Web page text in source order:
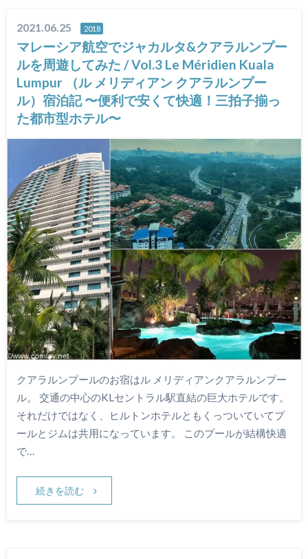
2021.06.25 2018
マレーシア航空でジャカルタ&クアラルンプー
ルを周遊してみた / Vol.3 Le Méridien Kuala
Lumpur （ル メリディアン クアラルンプー
ル）宿泊記 〜便利で安くて快適！三拍子揃っ
た都市型ホテル〜
クアラルンプールのお宿はル メリディアンクアラルンプー
ル。 交通の中心のKLセントラル駅直結の巨大ホテルです。
それだけではなく、ヒルトンホテルともくっついていてプ
ールとジムは共用になっています。 このプールが結構快適
で…
続きを読む